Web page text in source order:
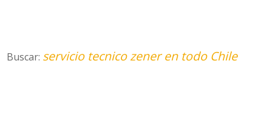
Buscar: servicio tecnico zener en todo Chile